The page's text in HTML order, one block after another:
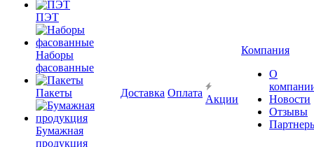
ПЭТ
Наборы
фасованные
Пакеты
Бумажная
продукция
Доставка Оплата
Акции
Компания
О
Новости
Отзывы